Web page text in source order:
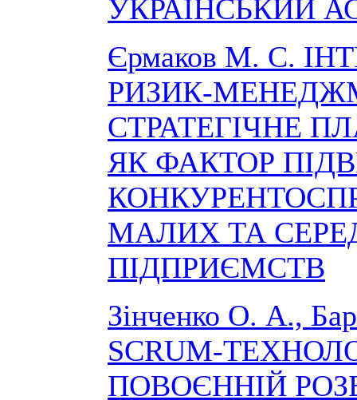
УКРАЇНСЬКИЙ
Єрмаков М. С.
РИЗИК-
СТРАТЕГІЧНЕ
ЯК ФАКТОР
МАЛИХ ТА
ПІДПРИЄМСТВ
Зінченко О. А.,
SCRUM-
ПОВОЄННІЙ